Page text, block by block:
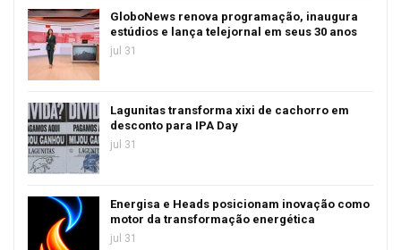
GloboNews renova programação, inaugura
estúdios e lança telejornal em seus 30 anos
jul 31
Lagunitas transforma xixi de cachorro em
desconto para IPA Day
jul 31
Energisa e Heads posicionam inovação como
motor da transformação energética
jul 31